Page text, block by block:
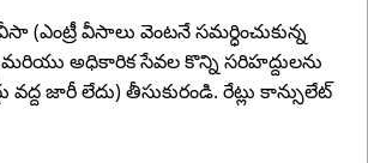
(ఎంట్రీ వీసాలు వెంటనే సమర్ధించుకున్న
అధికారిక సేవల కొన్ని సరిహద్దులను
జారీ లేదు) తీసుకురండి. రేట్లు కాన్సులేట్